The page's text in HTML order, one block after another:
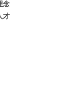
念
才